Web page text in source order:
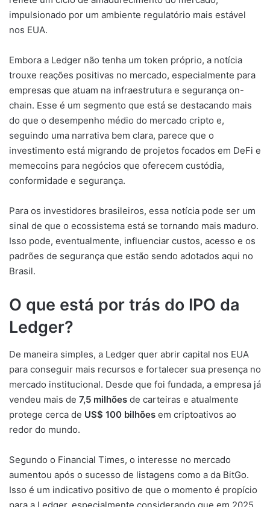
impulsionado por um ambiente regulatório mais estável
nos EUA.
Embora a Ledger não tenha um token próprio, a notícia
trouxe reações positivas no mercado, especialmente para
empresas que atuam na infraestrutura e segurança on-
chain. Esse é um segmento que está se destacando mais
do que o desempenho médio do mercado cripto e,
seguindo uma narrativa bem clara, parece que o
investimento está migrando de projetos focados em DeFi e
memecoins para negócios que oferecem custódia,
conformidade e segurança.
Para os investidores brasileiros, essa notícia pode ser um
sinal de que o ecossistema está se tornando mais maduro.
Isso pode, eventualmente, influenciar custos, acesso e os
padrões de segurança que estão sendo adotados aqui no
Brasil.
O que está por trás do IPO da
Ledger?
De maneira simples, a Ledger quer abrir capital nos EUA
para conseguir mais recursos e fortalecer sua presença no
mercado institucional. Desde que foi fundada, a empresa já
vendeu mais de 7,5 milhões de carteiras e atualmente
protege cerca de US$ 100 bilhões em criptoativos ao
redor do mundo.
Segundo o Financial Times, o interesse no mercado
aumentou após o sucesso de listagens como a da BitGo.
Isso é um indicativo positivo de que o momento é propício
para a Ledger, especialmente considerando que em 2025,